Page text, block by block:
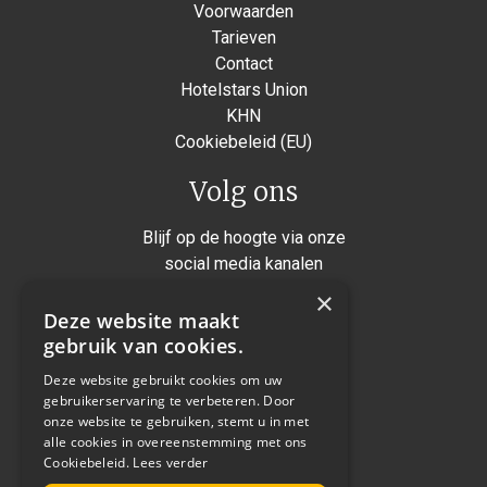
Voorwaarden
Tarieven
Contact
Hotelstars Union
KHN
Cookiebeleid (EU)
Volg ons
Blijf op de hoogte via onze
social media kanalen
Instagram
Facebook
Linkedin
×
Deze website maakt
gebruik van cookies.
Deze website gebruikt cookies om uw
gebruikerservaring te verbeteren. Door
onze website te gebruiken, stemt u in met
alle cookies in overeenstemming met ons
Cookiebeleid. Lees verder